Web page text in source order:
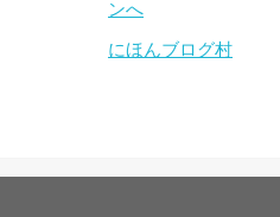
にほんブログ村